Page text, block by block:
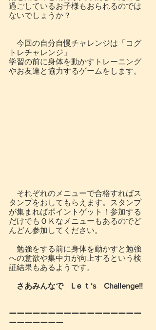
過ごしているお子様もおられるのでは
ないでしょうか？
今回の自分自慢チャレンジは「コグ
トレチャレンジ」
学習の前に身体を動かすトレーニング
やお友達と協力するゲームをします。
それぞれのメニューで合格すればス
タンプをおしてもらえます。スタンプ
が集まればポイントゲット！参加する
だけでもＯＫなメニューもあるのでど
んどん参加してください。
勉強をする前に身体を動かすと勉強
への意欲や集中力が向上するという検
証結果もあるようです。
さあみんなで　Lｅｔ‘s　Challenge!!
ーーーーーーーーーーーーーーーーー
ーーーーーーー